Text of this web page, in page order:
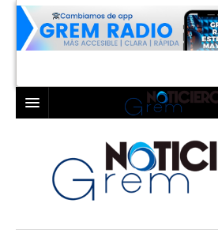
LAGUNA
TORREÓN
GÓMEZ PALACIO
COAHUILA
DURANGO